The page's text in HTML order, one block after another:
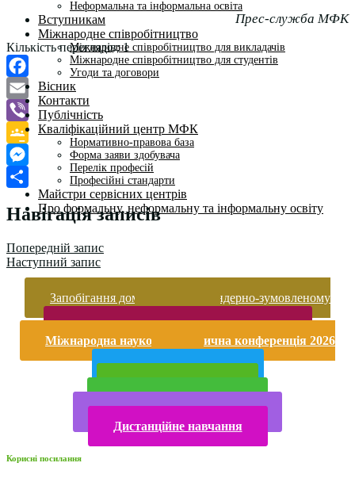
Неформальна та інформальна освіта
Вступникам
Міжнародне співробітництво
Міжнародне співробітництво для викладачів
Міжнародне співробітництво для студентів
Угоди та договори
Вісник
Контакти
Публічність
Кваліфікаційний центр МФК
Нормативно-правова база
Форма заяви здобувача
Перелік професій
Професійні стандарти
Майстри сервісних центрів
Про формальну, неформальну та інформальну освіту
Прес-служба МФК
Кількість переглядів: 1
Facebook
Email
Viber
Google
Classroom
Messenger
Поділитися
Навігація записів
Попередній запис
Наступний запис
Запобігання домашньому та гендерно-зумовленому
Міжнародна науково-практична конференція 2026
Дистанційне навчання
Корисні посилання